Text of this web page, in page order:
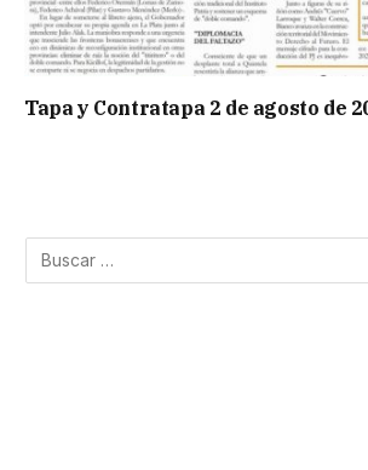
Tapa y Contratapa 2 de agosto de